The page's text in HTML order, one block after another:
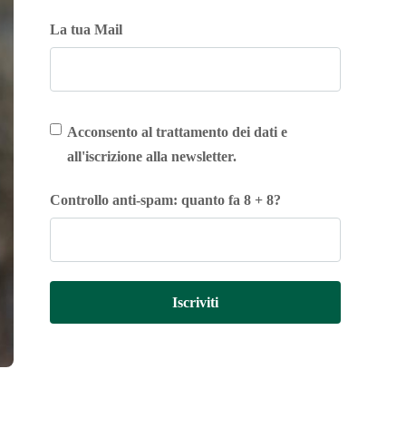
La tua Mail
Acconsento al trattamento dei dati e
all'iscrizione alla newsletter.
Controllo anti-spam: quanto fa 8 + 8?
Iscriviti